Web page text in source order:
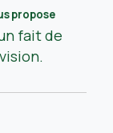
propose
fait de